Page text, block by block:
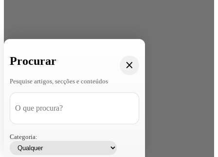
Procurar
Pesquise artigos, secções e conteúdos
Categoria: